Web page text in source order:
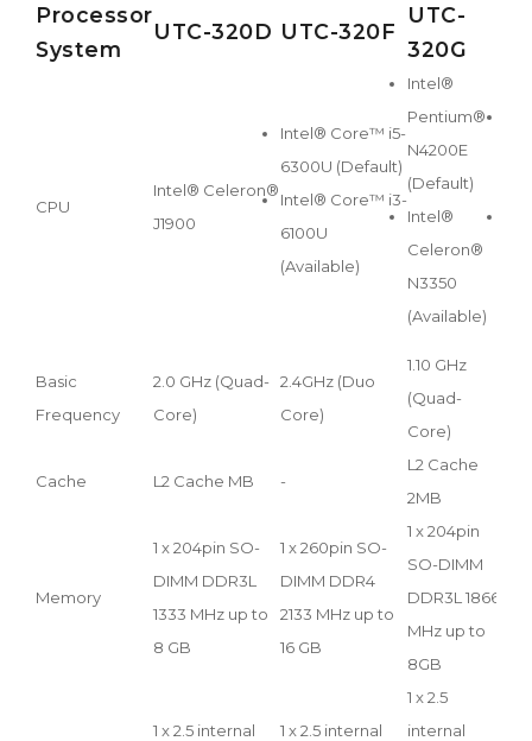
Processor
System
UTC-320D UTC-320F
UTC-
320G
CPU
Intel® Celeron®
J1900
Intel® Core™ i5-
6300U (Default)
Intel® Core™ i3-
6100U
(Available)
Intel®
Pentium®
N4200E
(Default)
Intel®
Celeron®
N3350
(Available)
Basic
Frequency
2.0 GHz (Quad-
Core)
2.4GHz (Duo
Core)
1.10 GHz
(Quad-
Core)
Cache L2 Cache MB -
L2 Cache
2MB
Memory
1 x 204pin SO-
DIMM DDR3L
1333 MHz up to
8 GB
1 x 260pin SO-
DIMM DDR4
2133 MHz up to
16 GB
1 x 204pin
SO-DIMM
DDR3L 1866
MHz up to
8GB
1 x 2.5 internal
1 x 2.5 internal
1 x 2.5
internal